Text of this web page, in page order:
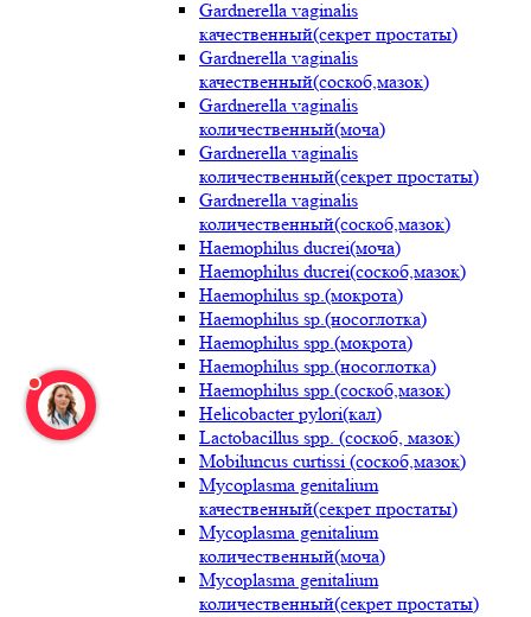
Gardnerella vaginalis
качественный(секрет простаты)
Gardnerella vaginalis
качественный(соскоб,мазок)
Gardnerella vaginalis
количественный(моча)
Gardnerella vaginalis
количественный(секрет простаты)
Gardnerella vaginalis
количественный(соскоб,мазок)
Haemophilus ducrei(моча)
Haemophilus ducrei(соскоб,мазок)
Haemophilus sp.(мокрота)
Haemophilus sp.(носоглотка)
Haemophilus spp.(мокрота)
Haemophilus spp.(носоглотка)
Haemophilus spp.(соскоб,мазок)
Helicobacter pylori(кал)
Lactobacillus spp. (соскоб, мазок)
Mobiluncus curtissi (соскоб,мазок)
Mycoplasma genitalium
качественный(секрет простаты)
Mycoplasma genitalium
количественный(моча)
Mycoplasma genitalium
количественный(секрет простаты)